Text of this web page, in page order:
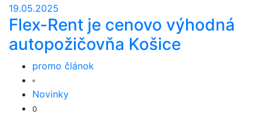
19.05.2025
Flex-Rent je cenovo výhodná
autopožičovňa Košice
promo článok
Novinky
0